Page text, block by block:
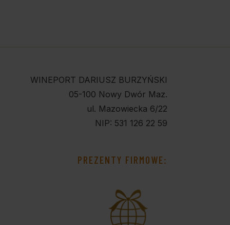
WINEPORT DARIUSZ BURZYŃSKI
05-100 Nowy Dwór Maz.
ul. Mazowiecka 6/22
NIP: 531 126 22 59
PREZENTY FIRMOWE: